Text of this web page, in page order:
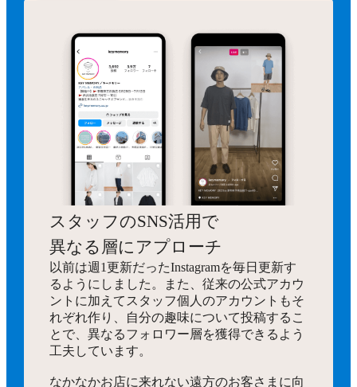
スタッフのSNS活用で
異なる層にアプローチ
以前は週1更新だったInstagramを毎日更新す
るようにしました。また、従来の公式アカウ
ントに加えてスタッフ個人のアカウントもそ
れぞれ作り、自分の趣味について投稿するこ
とで、異なるフォロワー層を獲得できるよう
工夫しています。
なかなかお店に来れない遠方のお客さまに向